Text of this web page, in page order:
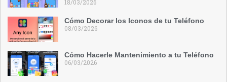
18/03/2026
Cómo Decorar los Iconos de tu Teléfono
08/03/2026
Cómo Hacerle Mantenimiento a tu Teléfono
06/03/2026